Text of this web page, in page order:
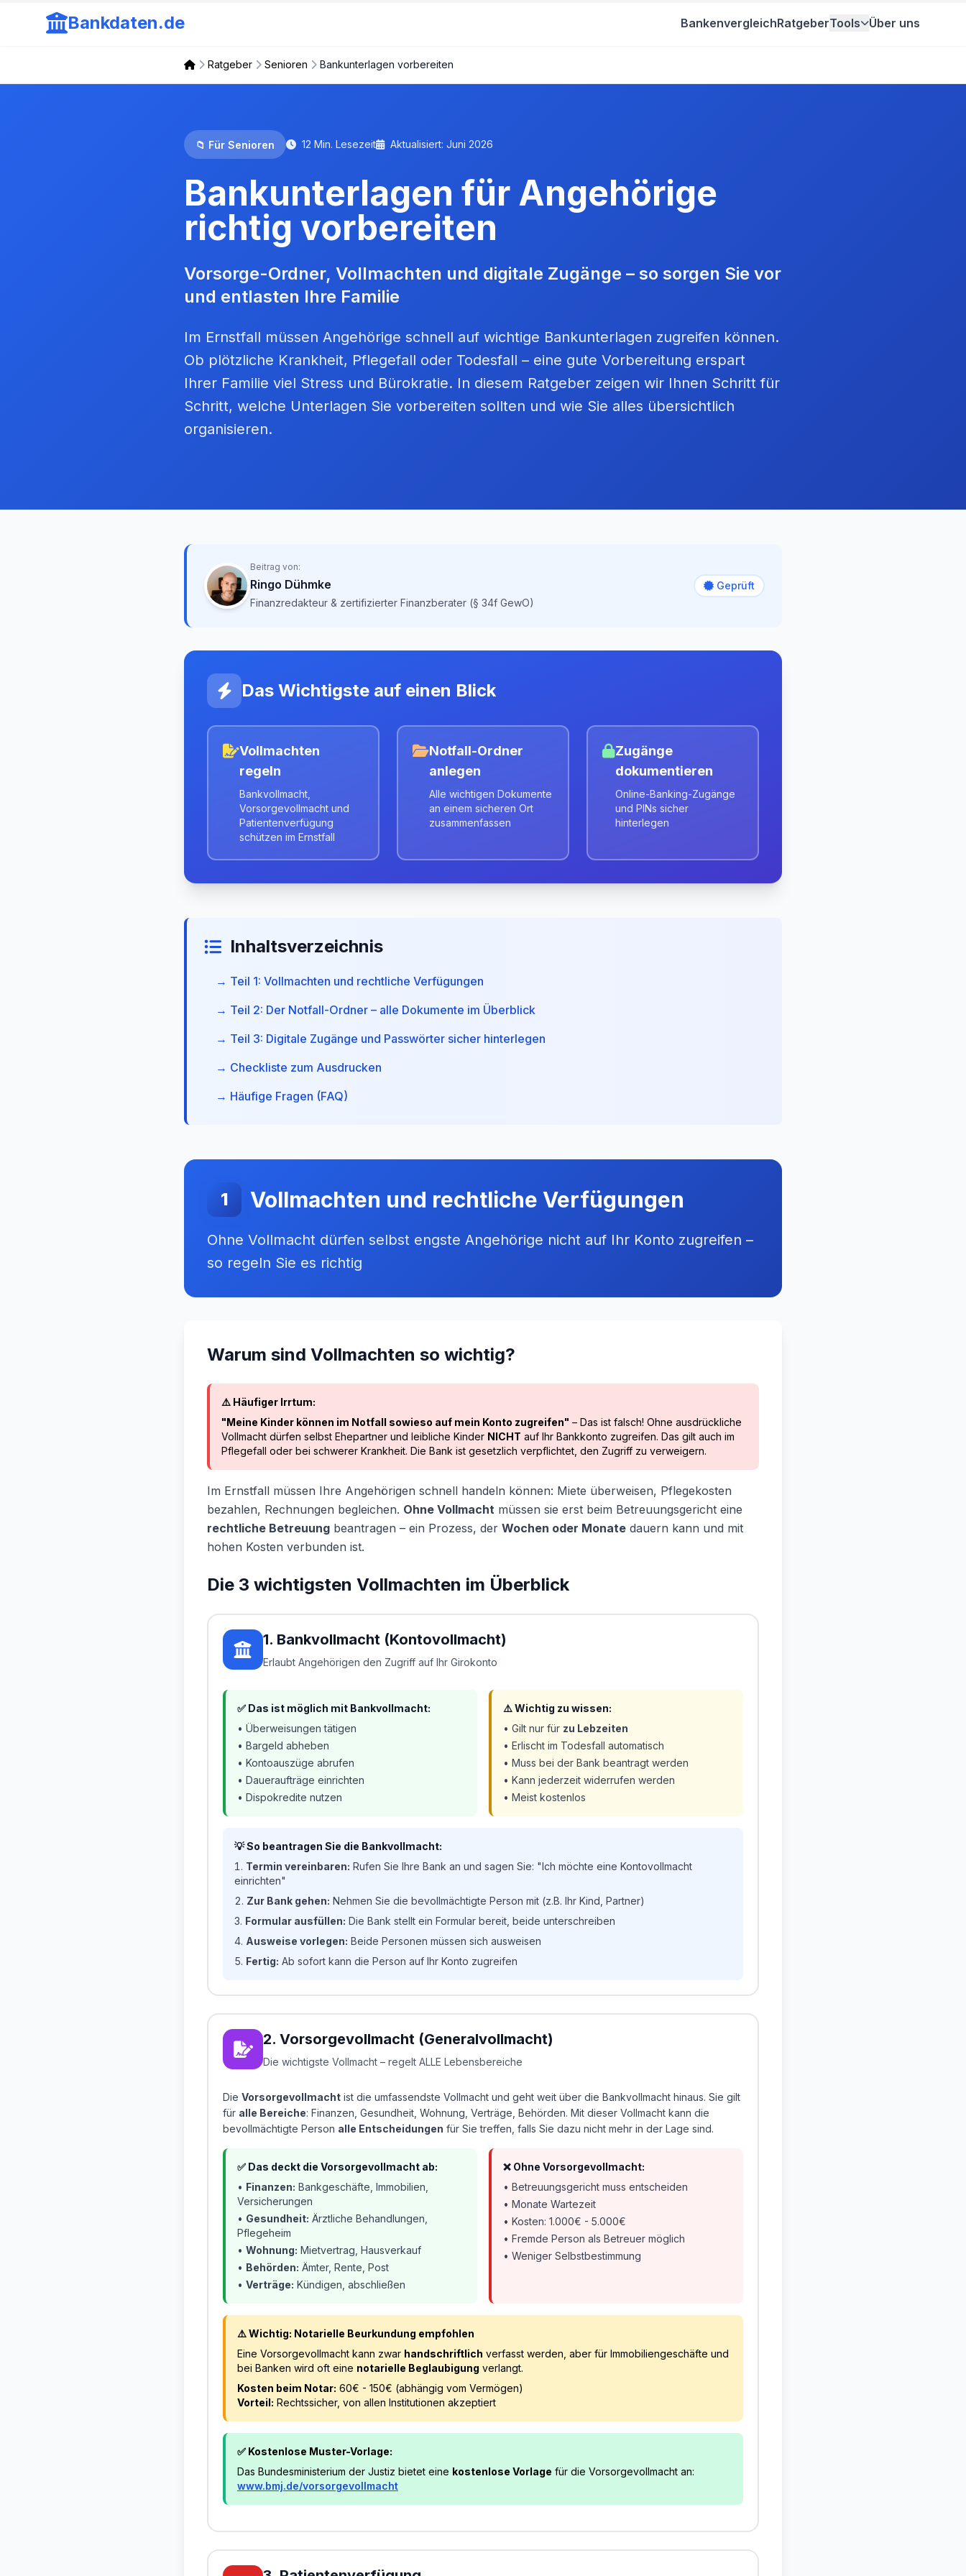
Bankdaten.de BankenvergleichRatgeberTools Über uns
Ratgeber Senioren Bankunterlagen vorbereiten
📁 Für Senioren 12 Min. Lesezeit Aktualisiert: Juni 2026
Bankunterlagen für Angehörige
richtig vorbereiten
Vorsorge-Ordner, Vollmachten und digitale Zugänge – so sorgen Sie vor
und entlasten Ihre Familie
Im Ernstfall müssen Angehörige schnell auf wichtige Bankunterlagen zugreifen können.
Ob plötzliche Krankheit, Pflegefall oder Todesfall – eine gute Vorbereitung erspart
Ihrer Familie viel Stress und Bürokratie. In diesem Ratgeber zeigen wir Ihnen Schritt für
Schritt, welche Unterlagen Sie vorbereiten sollten und wie Sie alles übersichtlich
organisieren.
Beitrag von:
Ringo Dühmke
Finanzredakteur & zertifizierter Finanzberater (§ 34f GewO)
Geprüft
Das Wichtigste auf einen Blick
Vollmachten
regeln
Bankvollmacht,
Vorsorgevollmacht und
Patientenverfügung
schützen im Ernstfall
Notfall-Ordner
anlegen
Alle wichtigen Dokumente
an einem sicheren Ort
zusammenfassen
Zugänge
dokumentieren
Online-Banking-Zugänge
und PINs sicher
hinterlegen
Inhaltsverzeichnis
→ Teil 1: Vollmachten und rechtliche Verfügungen
→ Teil 2: Der Notfall-Ordner – alle Dokumente im Überblick
→ Teil 3: Digitale Zugänge und Passwörter sicher hinterlegen
→ Checkliste zum Ausdrucken
→ Häufige Fragen (FAQ)
1 Vollmachten und rechtliche Verfügungen
Ohne Vollmacht dürfen selbst engste Angehörige nicht auf Ihr Konto zugreifen –
so regeln Sie es richtig
Warum sind Vollmachten so wichtig?
⚠️ Häufiger Irrtum:
"Meine Kinder können im Notfall sowieso auf mein Konto zugreifen" – Das ist falsch! Ohne ausdrückliche
Vollmacht dürfen selbst Ehepartner und leibliche Kinder NICHT auf Ihr Bankkonto zugreifen. Das gilt auch im
Pflegefall oder bei schwerer Krankheit. Die Bank ist gesetzlich verpflichtet, den Zugriff zu verweigern.
Im Ernstfall müssen Ihre Angehörigen schnell handeln können: Miete überweisen, Pflegekosten
bezahlen, Rechnungen begleichen. Ohne Vollmacht müssen sie erst beim Betreuungsgericht eine
rechtliche Betreuung beantragen – ein Prozess, der Wochen oder Monate dauern kann und mit
hohen Kosten verbunden ist.
Die 3 wichtigsten Vollmachten im Überblick
1. Bankvollmacht (Kontovollmacht)
Erlaubt Angehörigen den Zugriff auf Ihr Girokonto
✅ Das ist möglich mit Bankvollmacht:
• Überweisungen tätigen
• Bargeld abheben
• Kontoauszüge abrufen
• Daueraufträge einrichten
• Dispokredite nutzen
⚠️ Wichtig zu wissen:
• Gilt nur für zu Lebzeiten
• Erlischt im Todesfall automatisch
• Muss bei der Bank beantragt werden
• Kann jederzeit widerrufen werden
• Meist kostenlos
💡 So beantragen Sie die Bankvollmacht:
Termin vereinbaren: Rufen Sie Ihre Bank an und sagen Sie: "Ich möchte eine Kontovollmacht
einrichten"
Zur Bank gehen: Nehmen Sie die bevollmächtigte Person mit (z.B. Ihr Kind, Partner)
Formular ausfüllen: Die Bank stellt ein Formular bereit, beide unterschreiben
Ausweise vorlegen: Beide Personen müssen sich ausweisen
Fertig: Ab sofort kann die Person auf Ihr Konto zugreifen
2. Vorsorgevollmacht (Generalvollmacht)
Die wichtigste Vollmacht – regelt ALLE Lebensbereiche
Die Vorsorgevollmacht ist die umfassendste Vollmacht und geht weit über die Bankvollmacht hinaus. Sie gilt
für alle Bereiche: Finanzen, Gesundheit, Wohnung, Verträge, Behörden. Mit dieser Vollmacht kann die
bevollmächtigte Person alle Entscheidungen für Sie treffen, falls Sie dazu nicht mehr in der Lage sind.
✅ Das deckt die Vorsorgevollmacht ab:
• Finanzen: Bankgeschäfte, Immobilien,
Versicherungen
• Gesundheit: Ärztliche Behandlungen,
Pflegeheim
• Wohnung: Mietvertrag, Hausverkauf
• Behörden: Ämter, Rente, Post
• Verträge: Kündigen, abschließen
❌ Ohne Vorsorgevollmacht:
• Betreuungsgericht muss entscheiden
• Monate Wartezeit
• Kosten: 1.000€ - 5.000€
• Fremde Person als Betreuer möglich
• Weniger Selbstbestimmung
⚠️ Wichtig: Notarielle Beurkundung empfohlen
Eine Vorsorgevollmacht kann zwar handschriftlich verfasst werden, aber für Immobiliengeschäfte und
bei Banken wird oft eine notarielle Beglaubigung verlangt.
Kosten beim Notar: 60€ - 150€ (abhängig vom Vermögen)
Vorteil: Rechtssicher, von allen Institutionen akzeptiert
✅ Kostenlose Muster-Vorlage:
Das Bundesministerium der Justiz bietet eine kostenlose Vorlage für die Vorsorgevollmacht an:
www.bmj.de/vorsorgevollmacht